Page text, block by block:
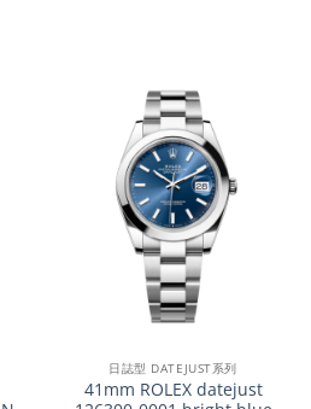
日誌型 DATEJUST系列
41mm ROLEX datejust